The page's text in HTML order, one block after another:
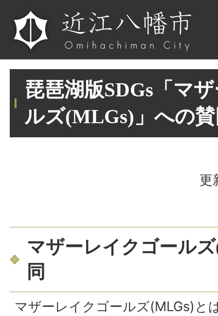
琵琶湖版SDGs「マ
ルズ(MLGs)」への
更
マザーレイクゴール
同
マザーレイクゴールズ(MLGs)と